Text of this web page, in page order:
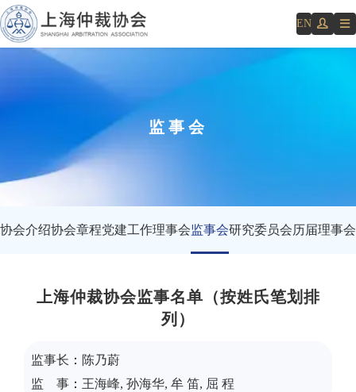
EN
监事会
协会介绍协会章程党建工作理事会监事会研究委员会历届理事会
上海仲裁协会监事名单 （按姓氏笔划排
列 ）
监事长 ： 陈乃蔚
监事 ： 王海峰, 孙海华, 牟 笛, 屈 程